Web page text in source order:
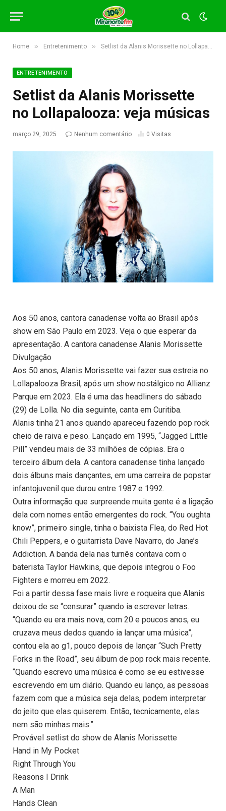
Home » Entretenimento » Setlist da Alanis Morissette no Lollapalooza: veja músicas
ENTRETENIMENTO
Setlist da Alanis Morissette
no Lollapalooza: veja músicas
março 29, 2025 Nenhum comentário 0 Visitas
Aos 50 anos, cantora canadense volta ao Brasil após
show em São Paulo em 2023. Veja o que esperar da
apresentação. A cantora canadense Alanis Morissette
Divulgação
Aos 50 anos, Alanis Morissette vai fazer sua estreia no
Lollapalooza Brasil, após um show nostálgico no Allianz
Parque em 2023. Ela é uma das headliners do sábado
(29) de Lolla. No dia seguinte, canta em Curitiba.
Alanis tinha 21 anos quando apareceu fazendo pop rock
cheio de raiva e peso. Lançado em 1995, “Jagged Little
Pill” vendeu mais de 33 milhões de cópias. Era o
terceiro álbum dela. A cantora canadense tinha lançado
dois álbuns mais dançantes, em uma carreira de popstar
infantojuvenil que durou entre 1987 e 1992.
Outra informação que surpreende muita gente é a ligação
dela com nomes então emergentes do rock. “You oughta
know”, primeiro single, tinha o baixista Flea, do Red Hot
Chili Peppers, e o guitarrista Dave Navarro, do Jane’s
Addiction. A banda dela nas turnês contava com o
baterista Taylor Hawkins, que depois integrou o Foo
Fighters e morreu em 2022.
Foi a partir dessa fase mais livre e roqueira que Alanis
deixou de se “censurar” quando ia escrever letras.
“Quando eu era mais nova, com 20 e poucos anos, eu
cruzava meus dedos quando ia lançar uma música”,
contou ela ao g1, pouco depois de lançar “Such Pretty
Forks in the Road”, seu álbum de pop rock mais recente.
“Quando escrevo uma música é como se eu estivesse
escrevendo em um diário. Quando eu lanço, as pessoas
fazem com que a música seja delas, podem interpretar
do jeito que elas quiserem. Então, tecnicamente, elas
nem são minhas mais.”
Provável setlist do show de Alanis Morissette
Hand in My Pocket
Right Through You
Reasons I Drink
A Man
Hands Clean